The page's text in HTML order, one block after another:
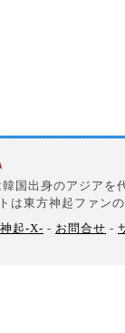
国出身のアジアを
は東方神起ファン
起-X- - お問合せ -